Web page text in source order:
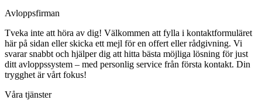
Avloppsfirman
Tveka inte att höra av dig! Välkommen att fylla i kontaktformuläret
här på sidan eller skicka ett mejl för en offert eller rådgivning. Vi
svarar snabbt och hjälper dig att hitta bästa möjliga lösning för just
ditt avloppssystem – med personlig service från första kontakt. Din
trygghet är vårt fokus!
Våra tjänster